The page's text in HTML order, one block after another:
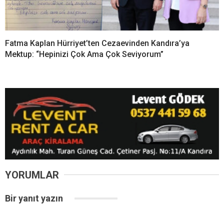
Fatma Kaplan Hürriyet’ten Cezaevinden Kandıra’ya
Mektup: “Hepinizi Çok Ama Çok Seviyorum”
YORUMLAR
Bir yanıt yazın